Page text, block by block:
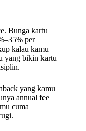
Bunga kartu
per
kalau kamu
yang bikin kartu
yang kamu
annual fee
cuma